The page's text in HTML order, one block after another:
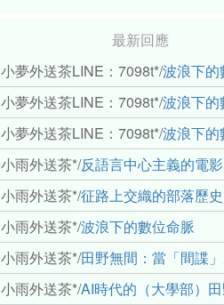
最新回應
小夢外送茶LINE：7098t*/波浪下的
小夢外送茶LINE：7098t*/波浪下的
小夢外送茶LINE：7098t*/波浪下的
小雨外送茶*/反語言中心主義的電影：談哈佛感官
小雨外送茶*/征路上交織的部落歷史、族群與國家邊界敘事： 《路有多長》、《高砂的
小雨外送茶*/波浪下的數位命脈
小雨外送茶*/田野無間：當「間諜」成為日常，信任角
小雨外送茶*/AI時代的（大學部）